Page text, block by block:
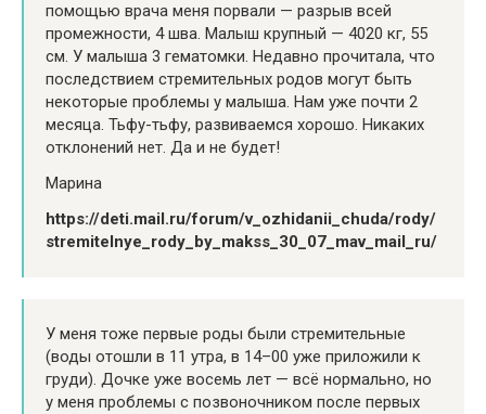
помощью врача меня порвали — разрыв всей
промежности, 4 шва. Малыш крупный — 4020 кг, 55
см. У малыша 3 гематомки. Недавно прочитала, что
последствием стремительных родов могут быть
некоторые проблемы у малыша. Нам уже почти 2
месяца. Тьфу-тьфу, развиваемся хорошо. Никаких
отклонений нет. Да и не будет!
Марина
https://deti.mail.ru/forum/v_ozhidanii_chuda/rody/
stremitelnye_rody_by_makss_30_07_mav_mail_ru/
У меня тоже первые роды были стремительные
(воды отошли в 11 утра, в 14–00 уже приложили к
груди). Дочке уже восемь лет — всё нормально, но
у меня проблемы с позвоночником после первых